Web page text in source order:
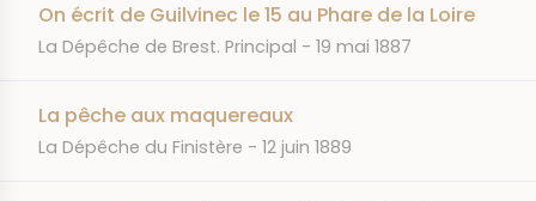
On écrit de Guilvinec le 15 au Phare de la Loire
JOURNAL
La Dépêche de Brest. Principal DATE
19 mai 1887
La pêche aux maquereaux
JOURNAL
La Dépêche du Finistère DATE
12 juin 1889